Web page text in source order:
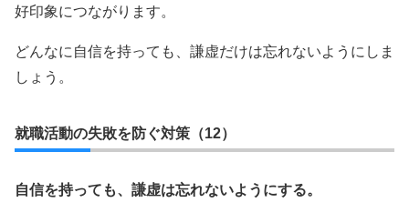
好印象につながります。
どんなに自信を持っても、謙虚だけは忘れないようにしま
しょう。
就職活動の失敗を防ぐ対策（12）
自信を持っても、謙虚は忘れないようにする。